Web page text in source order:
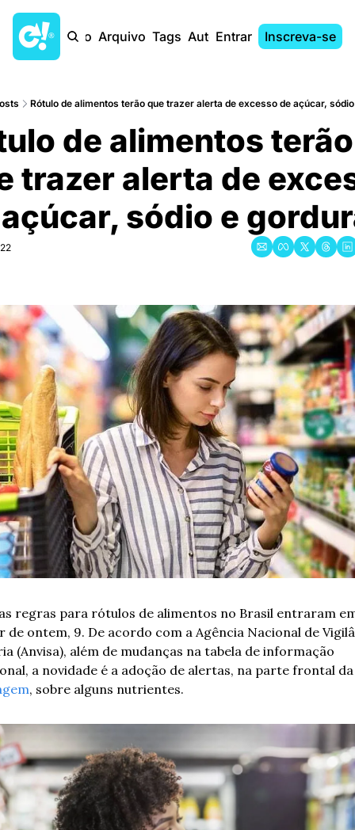
Início Arquivo Tags AutoresEntrar Inscreva-se
Rótulo de alimentos terão que trazer alerta de excesso de açúcar,
de alimentos terão
trazer alerta de
sódio e
regras para rótulos de alimentos no Brasil entraram
de ontem, 9. De acordo com a Agência Nacional de
(Anvisa), além de mudanças na tabela de informação
nutricional, a novidade é a
, sobre alguns nutrientes.